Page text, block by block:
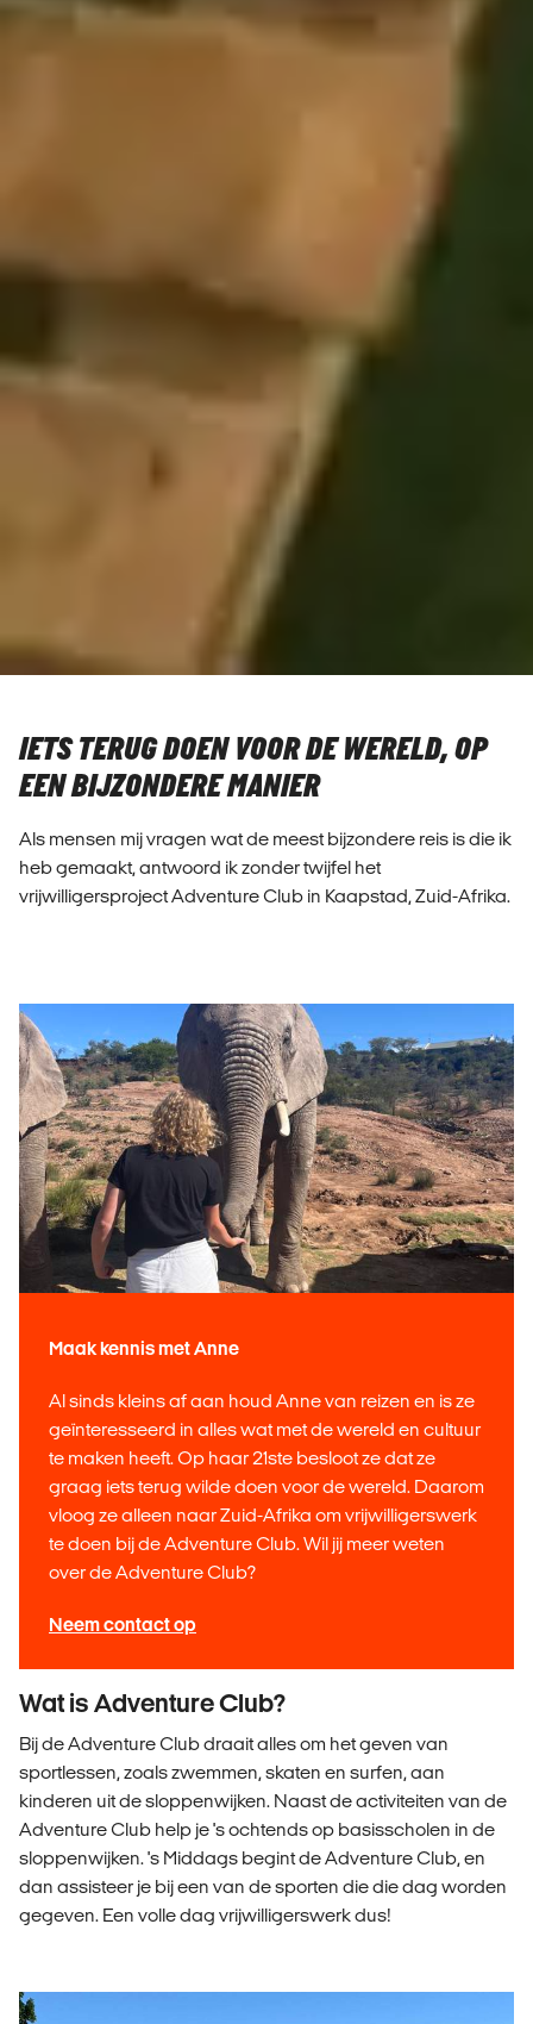
IETS TERUG DOEN VOOR DE WERELD, OP
EEN BIJZONDERE MANIER
Als mensen mij vragen wat de meest bijzondere reis is die ik
heb gemaakt, antwoord ik zonder twijfel het
vrijwilligersproject Adventure Club in Kaapstad, Zuid-Afrika.
Maak kennis met Anne
Al sinds kleins af aan houd Anne van reizen en is ze
geïnteresseerd in alles wat met de wereld en cultuur
te maken heeft. Op haar 21ste besloot ze dat ze
graag iets terug wilde doen voor de wereld. Daarom
vloog ze alleen naar Zuid-Afrika om vrijwilligerswerk
te doen bij de Adventure Club. Wil jij meer weten
over de Adventure Club?
Neem contact op
Wat is Adventure Club?
Bij de Adventure Club draait alles om het geven van
sportlessen, zoals zwemmen, skaten en surfen, aan
kinderen uit de sloppenwijken. Naast de activiteiten van de
Adventure Club help je 's ochtends op basisscholen in de
sloppenwijken. 's Middags begint de Adventure Club, en
dan assisteer je bij een van de sporten die die dag worden
gegeven. Een volle dag vrijwilligerswerk dus!